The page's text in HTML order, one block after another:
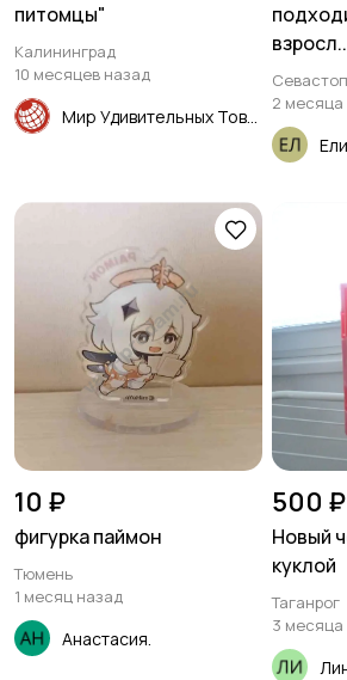
питомцы"
Калининград
10 месяцев назад
2 месяца
10 ₽
фигурка паймон
Тюмень
1 месяц назад
Анастасия.
500 ₽
Новый
куклой
Таганрог
3 месяца